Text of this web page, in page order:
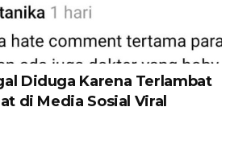
Diduga Karena Terlambat
di Media Sosial Viral